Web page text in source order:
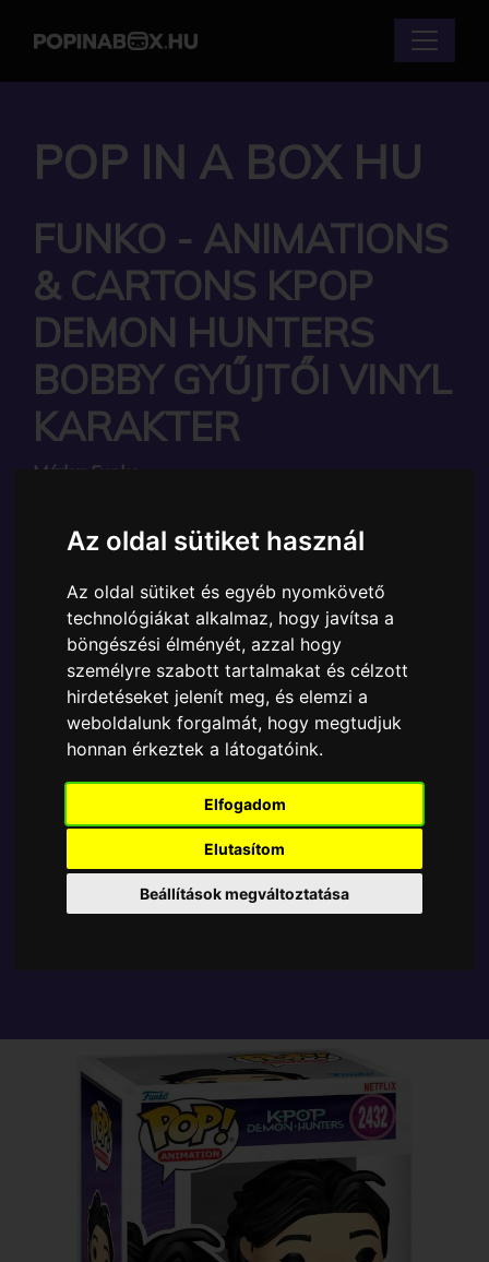
Az oldal sütiket használ
Az oldal sütiket és egyéb nyomkövető
technológiákat alkalmaz, hogy javítsa a
böngészési élményét, azzal hogy
személyre szabott tartalmakat és célzott
hirdetéseket jelenít meg, és elemzi a
weboldalunk forgalmát, hogy megtudjuk
honnan érkeztek a látogatóink.
Elfogadom
Elutasítom
Beállítások megváltoztatása
POP IN A BOX HU
FUNKO - ANIMATIONS
& CARTONS KPOP
DEMON HUNTERS
BOBBY GYŰJTŐI VINYL
KARAKTER
Márka: Funko
Ára:6890 Ft
A Funko POP - Animation egyik népszerű terméke a
Funko - Animations & Cartons Kpop Demon Hunters
Bobby gyűjtői vinyl karakter, amely ablakos
csomagolásban azaz - POP In a Box - várja új
gazdáját.
TOVÁBB A VÁSÁRLÁSRA
Tetszik? Osszd meg másokkal!